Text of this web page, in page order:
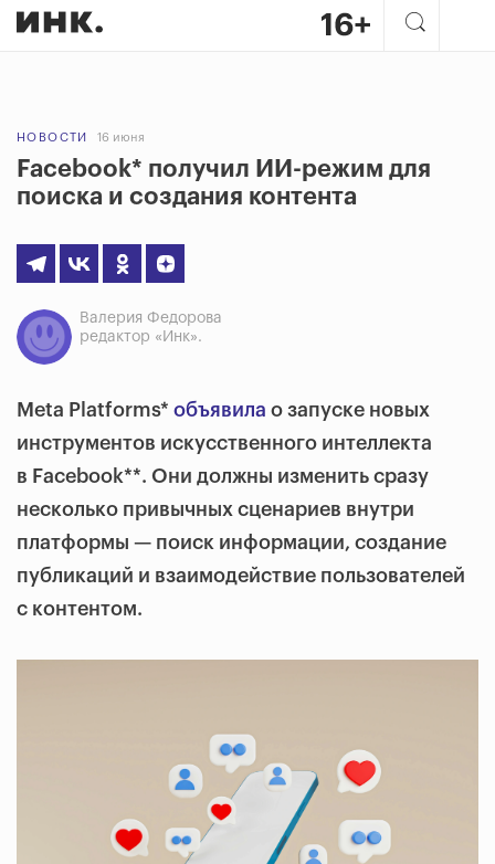
НОВОСТИ 16 июня
Facebook* получил ИИ-режим для
поиска и создания контента
Валерия Федорова
редактор «Инк».
Meta Platforms* объявила о запуске новых
инструментов искусственного интеллекта
в Facebook**. Они должны изменить сразу
несколько привычных сценариев внутри
платформы — поиск информации, создание
публикаций и взаимодействие пользователей
с контентом.